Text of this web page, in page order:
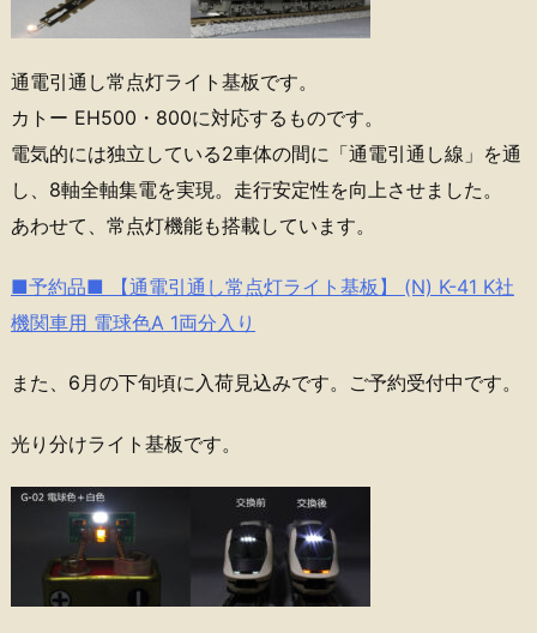
通電引通し常点灯ライト基板です。
カトー EH500・800に対応するものです。
電気的には独立している2車体の間に「通電引通し線」を通
し、8軸全軸集電を実現。走行安定性を向上させました。
あわせて、常点灯機能も搭載しています。
■予約品■ 【通電引通し常点灯ライト基板】 (N) K-41 K社
機関車用 電球色A 1両分入り
また、6月の下旬頃に入荷見込みです。ご予約受付中です。
光り分けライト基板です。